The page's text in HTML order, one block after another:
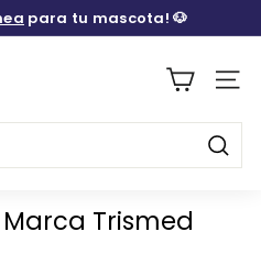
diapositivas
para tu mascota! 🐶
Trismed